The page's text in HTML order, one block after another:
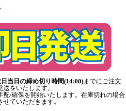
当日の締め切り時間(14:00)までにご注文
をいたします。
/確保を開始いたします。在庫切れの場合
ていただきます。